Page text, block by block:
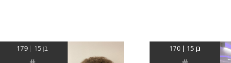
בן 15 | 170 בן 15 | 179